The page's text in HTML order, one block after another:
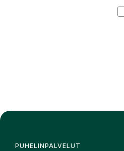
PUHELINPALVELUT